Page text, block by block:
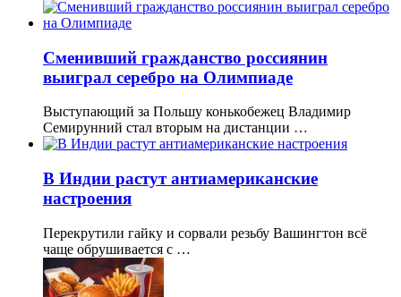
Сменивший гражданство россиянин
выиграл серебро на Олимпиаде
Выступающий за Польшу конькобежец Владимир
Семирунний стал вторым на дистанции …
В Индии растут антиамериканские
настроения
Перекрутили гайку и сорвали резьбу Вашингтон всё
чаще обрушивается с …